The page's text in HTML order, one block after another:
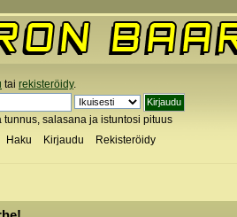
tai rekisteröidy.
tunnus, salasana ja istuntosi pituus
Haku Kirjaudu Rekisteröidy